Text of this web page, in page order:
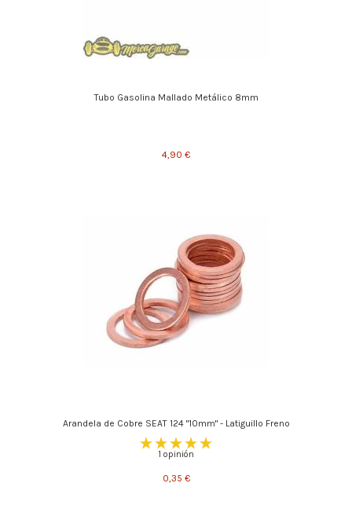
Tubo Gasolina Mallado Metálico 8mm
4,90 €
Arandela de Cobre SEAT 124 "10mm" - Latiguillo Freno
1 opinión
0,35 €